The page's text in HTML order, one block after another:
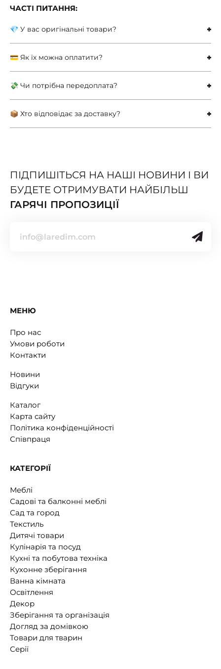
ЧАСТІ ПИТАННЯ:
💎 У вас оригінальні товари?
💳 Як їх можна оплатити?
💸 Чи потрібна передоплата?
📦 Хто відповідає за доставку?
ПІДПИШІТЬСЯ НА НАШІ НОВИНИ І ВИ
БУДЕТЕ ОТРИМУВАТИ НАЙБІЛЬШ
ГАРЯЧІ ПРОПОЗИЦІЇ
МЕНЮ
Про нас
Умови роботи
Контакти
Новини
Відгуки
Каталог
Карта сайту
Політика конфіденційності
Співпраця
КАТЕГОРІЇ
Меблі
Садові та балконні меблі
Сад та город
Текстиль
Дитячі товари
Кулінарія та посуд
Кухні та побутова техніка
Кухонне зберігання
Ванна кімната
Освітлення
Декор
Зберігання та організація
Догляд за домівкою
Товари для тварин
Серії